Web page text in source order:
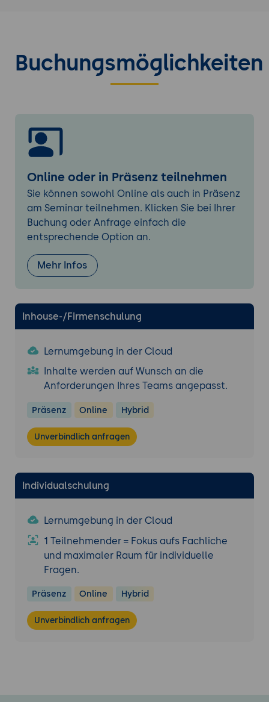
Integration externer Systeme und APIs
Buchungsmöglichkeiten
Online oder in Präsenz teilnehmen
Sie können sowohl Online als auch in Präsenz
am Seminar teilnehmen. Klicken Sie bei Ihrer
Buchung oder Anfrage einfach die
entsprechende Option an.
Mehr Infos
Inhouse-/Firmenschulung
Lernumgebung in der Cloud
Inhalte werden auf Wunsch an die
Anforderungen Ihres Teams angepasst.
Präsenz Online Hybrid
Unverbindlich anfragen
Individualschulung
Lernumgebung in der Cloud
1 Teilnehmender = Fokus aufs Fachliche
und maximaler Raum für individuelle
Fragen.
Präsenz Online Hybrid
Unverbindlich anfragen